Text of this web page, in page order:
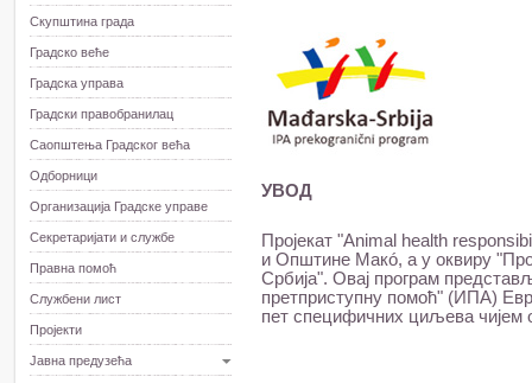
Скупштина града
Градско веће
Градскa управа
Градски правобранилац
Саопштења Градског већа
Одборници
Организација Градске управе
Секретаријати и службе
Правна помоћ
Службени лист
Пројекти
Јавна предузећа
УВОД
Пројекат "Animal health
и Општине Макó, а у оквиру
Србија". Овај програм
претприступну помоћ" (ИПА)
пет специфичних циљева чијем